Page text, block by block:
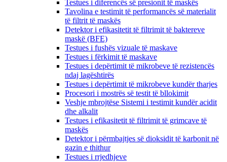
Testues i diferencës së presionit të maskës
Tavolina e testimit të performancës së materialit
të filtrit të maskës
Detektor i efikasitetit të filtrimit të baktereve
maskë (BFE)
Testues i fushës vizuale të maskave
Testues i fërkimit të maskave
Testues i depërtimit të mikrobeve të rezistencës
ndaj lagështirës
Testues i depërtimit të mikrobeve kundër tharjes
Procesori i mostrës së testit të bllokimit
Veshje mbrojtëse Sistemi i testimit kundër acidit
dhe alkalit
Testues i efikasitetit të filtrimit të grimcave të
maskës
Detektor i përmbajtjes së dioksidit të karbonit në
gazin e thithur
Testues i rrjedhjeve